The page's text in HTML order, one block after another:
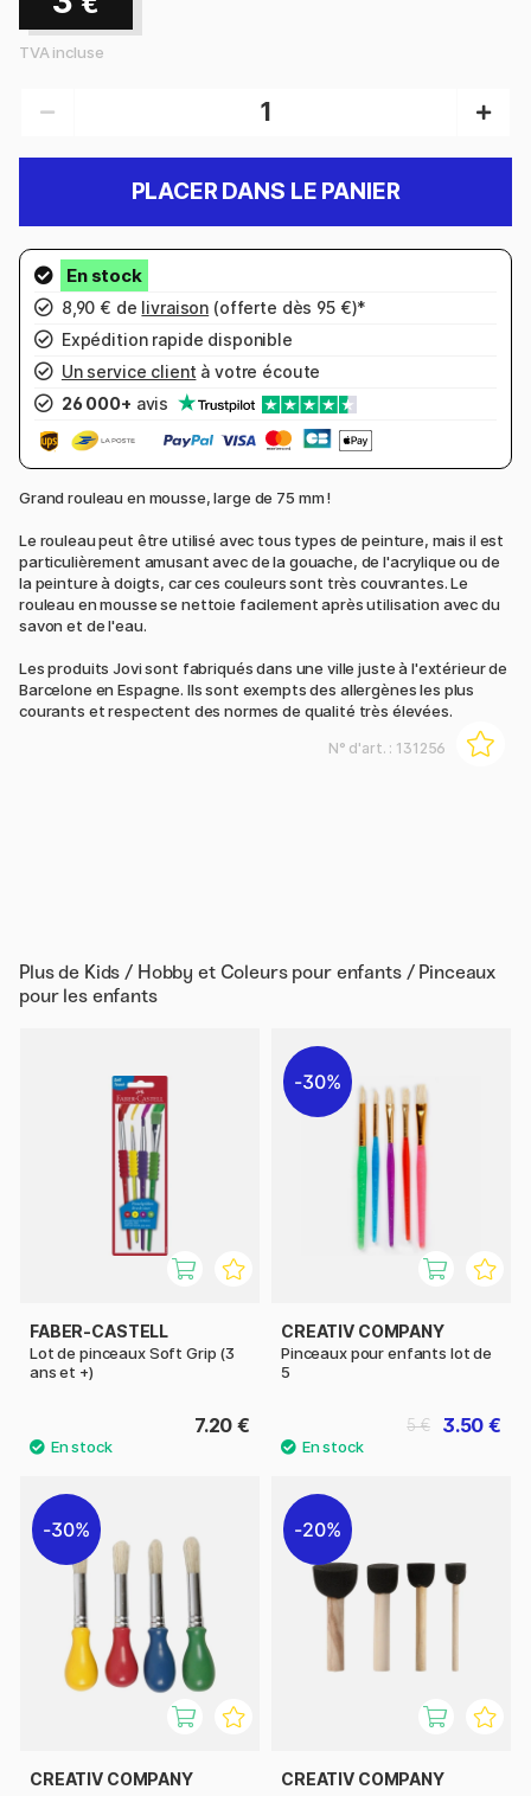
TVA incluse
PLACER DANS LE PANIER
8,90 € de livraison (offerte dès 95 €)*
Expédition rapide disponible
Un service client à votre écoute
26 000+ avis
Grand rouleau en mousse, large de 75 mm !
Le rouleau peut être utilisé avec tous types de peinture, mais il est
particulièrement amusant avec de la gouache, de l'acrylique ou de
la peinture à doigts, car ces couleurs sont très couvrantes. Le
rouleau en mousse se nettoie facilement après utilisation avec du
savon et de l'eau.
Les produits Jovi sont fabriqués dans une ville juste à l'extérieur de
Barcelone en Espagne. Ils sont exempts des allergènes les plus
courants et respectent des normes de qualité très élevées.
N° d'art. : 131256
Plus de Kids / Hobby et Coleurs pour enfants / Pinceaux
pour les enfants
FABER-CASTELL
Lot de pinceaux Soft Grip (3
ans et +)
7.20 €
30%
CREATIV COMPANY
Pinceaux pour enfants lot de
5
3.50 €
5 €
30%
CREATIV COMPANY
20%
CREATIV COMPANY